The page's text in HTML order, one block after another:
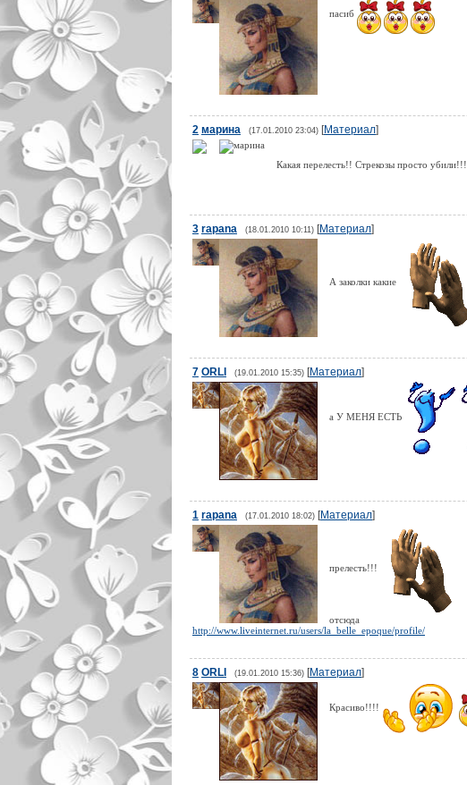
пасиб
2 марина (17.01.2010 23:04) [Материал]
Какая перелесть!! Стрекозы просто убили!!!
3 rapana (18.01.2010 10:11) [Материал]
А заколки какие
7 ORLI (19.01.2010 15:35) [Материал]
а У МЕНЯ ЕСТЬ
1 rapana (17.01.2010 18:02) [Материал]
прелесть!!!
отсюда
http://www.liveinternet.ru/users/la_belle_epoque/profile/
8 ORLI (19.01.2010 15:36) [Материал]
Красиво!!!!